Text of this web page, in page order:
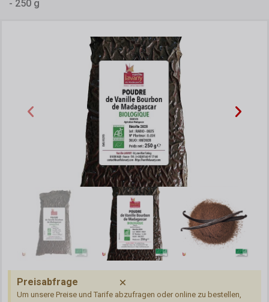
- 250 g
Preisabfrage
Um unsere Preise und Tarife abzufragen oder online zu bestellen,